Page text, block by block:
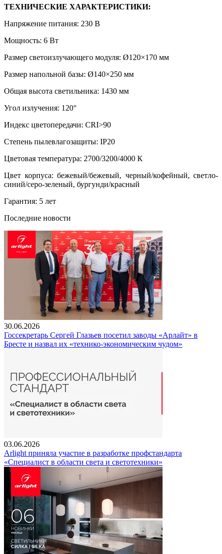
ТЕХНИЧЕСКИЕ ХАРАКТЕРИСТИКИ:
Напряжение питания: 230 В
Мощность: 6 Вт
Размер светоизлучающего модуля: Ø120×170 мм
Размер напольной базы: Ø140×250 мм
Общая высота светильника: 1430 мм
Угол излучения: 120°
Индекс цветопередачи: CRI>90
Степень пылевлагозащиты: IP20
Цветовая температура: 2700/3200/4000 К
Цвет корпуса: бежевый/бежевый, черный/кофейный, светло-
синий/серо-зеленый, бургунди/красный
Гарантия: 5 лет
Последние новости
30.06.2026
Госсекретарь Сергей Глазьев посетил заводы «Арлайт» в
Бресте и назвал их «технико-экономическим чудом»
03.06.2026
Arlight приняла участие в разработке профстандарта
«Специалист в области света и светотехники»